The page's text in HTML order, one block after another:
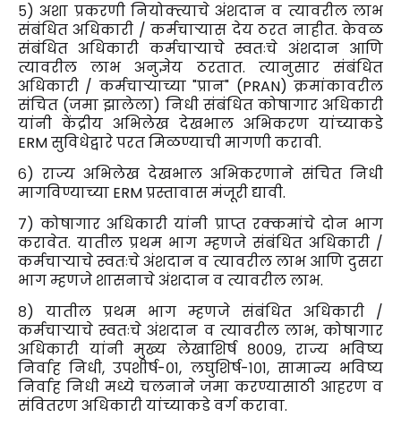
५) अशा प्रकरणी नियोक्त्याचे अंशदान व त्यावरील लाभ
संबंधित अधिकारी / कर्मचाऱ्यास देय ठरत नाहीत. केवळ
संबंधित अधिकारी कर्मचाऱ्याचे स्वतःचे अंशदान आणि
त्यावरील लाभ अनुज्ञेय ठरतात. त्यानुसार संबंधित
अधिकारी / कर्मचाऱ्याच्या "प्रान" (PRAN) क्रमांकावरील
संचित (जमा झालेला) निधी संबंधित कोषागार अधिकारी
यांनी केंद्रीय अभिलेख देखभाल अभिकरण यांच्याकडे
ERM सुविधेद्वारे परत मिळण्याची मागणी करावी.
६) राज्य अभिलेख देखभाल अभिकरणाने संचित निधी
मागविण्याच्या ERM प्रस्तावास मंजूरी द्यावी.
७) कोषागार अधिकारी यांनी प्राप्त रक्कमांचे दोन भाग
करावेत. यातील प्रथम भाग म्हणजे संबंधित अधिकारी /
कर्मचाऱ्याचे स्वतःचे अंशदान व त्यावरील लाभ आणि दुसरा
भाग म्हणजे शासनाचे अंशदान व त्यावरील लाभ.
८) यातील प्रथम भाग म्हणजे संबंधित अधिकारी /
कर्मचाऱ्याचे स्वतःचे अंशदान व त्यावरील लाभ, कोषागार
अधिकारी यांनी मुख्य लेखाशिर्ष ८००९, राज्य भविष्य
निर्वाह निधी, उपशीर्ष-०१, लघुशिर्ष-१०१, सामान्य भविष्य
निर्वाह निधी मध्ये चलनाने जमा करण्यासाठी आहरण व
संवितरण अधिकारी यांच्याकडे वर्ग करावा.